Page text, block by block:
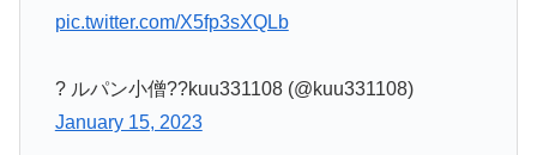
pic.twitter.com/X5fp3sXQLb
? ルパン小僧??kuu331108 (@kuu331108)
January 15, 2023